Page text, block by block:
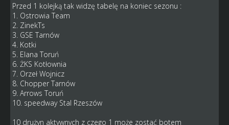
Przed 1 kolejką tak widzę tabelę na koniec sezonu :
1. Ostrowia Team
2. ZinekTs
3. GSE Tarnów
4. Kotki
5. Elana Toruń
6. ŻKS Kotłownia
7. Orzeł Wojnicz
8. Chopper Tarnów
9. Arrows Toruń
10. speedway Stal Rzeszów
10 drużyn aktywnych z czego 1 może zostać botem